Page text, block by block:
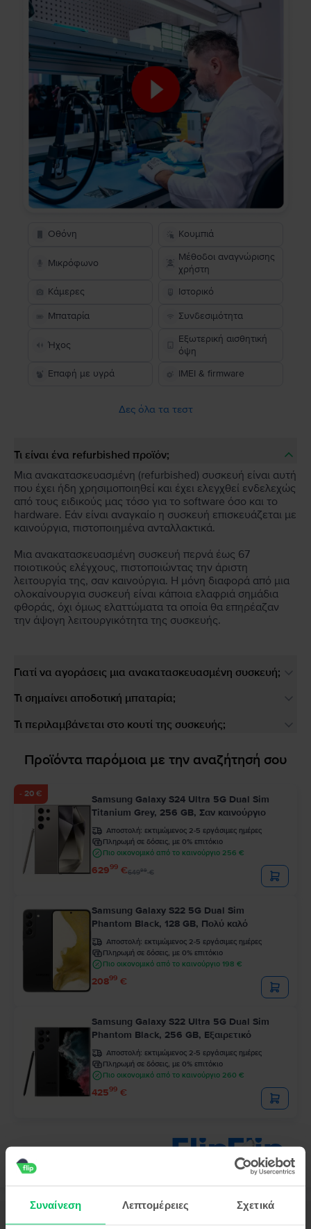
Συναίνεση Λεπτομέρειες Σχετικά
Οθόνη Κουμπιά
Μικρόφωνο
Μέθοδοι αναγνώρισης
χρήστη
Κάμερες
Ιστορικό
Μπαταρία Συνδεσιμότητα
Ήχος
Εξωτερική αισθητική
όψη
Επαφή με υγρά
IMEI & firmware
Δες όλα τα τεστ
Τι είναι ένα refurbished προϊόν;
Μια ανακατασκευασμένη (refurbished) συσκευή είναι αυτή
που έχει ήδη χρησιμοποιηθεί και έχει ελεγχθεί ενδελεχώς
από τους ειδικούς μας τόσο για το software όσο και το
hardware. Εάν είναι αναγκαίο η συσκευή επισκευάζεται με
καινούργια, πιστοποιημένα ανταλλακτικά.
Μια ανακατασκευασμένη συσκευή περνά έως 67
ποιοτικούς ελέγχους, πιστοποιώντας την άριστη
λειτουργία της, σαν καινούργια. Η μόνη διαφορά από μια
ολοκαίνουργια συσκευή είναι κάποια ελαφριά σημάδια
φθοράς, όχι όμως ελαττώματα τα οποία θα επηρέαζαν
την άψογη λειτουργικότητα της συσκευής.
Γιατί να αγοράσεις μια ανακατασκευασμένη συσκευή;
Τι σημαίνει αποδοτική μπαταρία;
Τι περιλαμβάνεται στο κουτί της συσκευής;
Προϊόντα παρόμοια με την αναζήτησή σου
- 20 €
Samsung Galaxy S24 Ultra 5G Dual Sim
Titanium Grey, 256 GB, Σαν καινούργιο
Αποστολή: εκτιμώμενος 2-5 εργάσιμες ημέρες
Πληρωμή σε δόσεις, με 0% επιτόκιο
Πιο οικονομικό από το καινούργιο 256 €
62999 €64999€
Samsung Galaxy S22 5G Dual Sim
Phantom Black, 128 GB, Πολύ καλό
Αποστολή: εκτιμώμενος 2-5 εργάσιμες ημέρες
Πληρωμή σε δόσεις, με 0% επιτόκιο
Πιο οικονομικό από το καινούργιο 198 €
20899 €
Samsung Galaxy S22 Ultra 5G Dual Sim
Phantom Black, 256 GB, Εξαιρετικό
Αποστολή: εκτιμώμενος 2-5 εργάσιμες ημέρες
Πληρωμή σε δόσεις, με 0% επιτόκιο
Πιο οικονομικό από το καινούργιο 260 €
42599 €
Περιγραφή